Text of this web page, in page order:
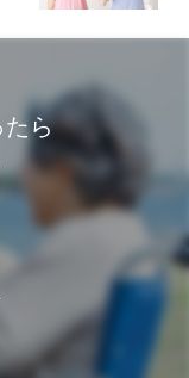
たら